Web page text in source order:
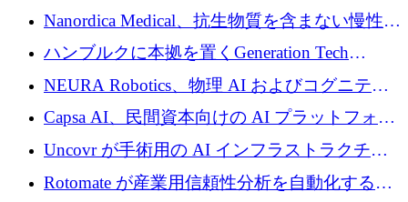
入を拡大するために 1,200 万ユーロを確保
Nanordica Medical、抗生物質を含まない慢性創
傷治療薬を市場に投入するために 160 万ユー
ロを調達
ハンブルクに本拠を置くGeneration Tech
Partnersが5,000万ユーロのAIロールアップファ
NEURA Robotics、物理 AI およびコグニティ
ブ ロボティクス プラットフォームを拡張する
ためにシリーズ C で最大 14 億ドルを確保
Capsa AI、民間資本向けの AI プラットフォー
ムを拡大するために 1,800 万ドルを調達
Uncovr が手術用の AI インフラストラクチャ
を構築するために 700 万ドルを調達
Rotomate が産業用信頼性分析を自動化するた